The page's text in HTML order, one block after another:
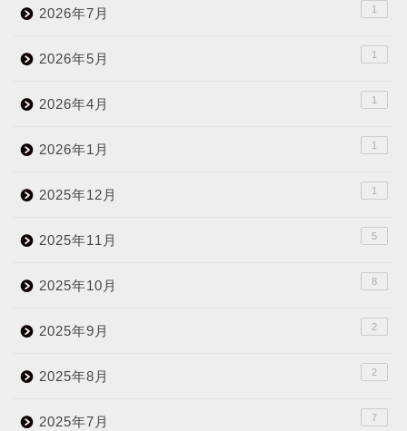
2026年7月 1
2026年5月 1
2026年4月 1
2026年1月 1
2025年12月 1
2025年11月 5
2025年10月 8
2025年9月 2
2025年8月 2
2025年7月 7